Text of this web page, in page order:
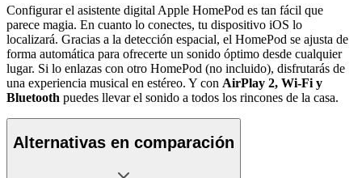
Configurar el asistente digital Apple HomePod es tan fácil que
parece magia. En cuanto lo conectes, tu dispositivo iOS lo
localizará. Gracias a la detección espacial, el HomePod se ajusta de
forma automática para ofrecerte un sonido óptimo desde cualquier
lugar. Si lo enlazas con otro HomePod (no incluido), disfrutarás de
una experiencia musical en estéreo. Y con AirPlay 2, Wi-Fi y
Bluetooth puedes llevar el sonido a todos los rincones de la casa.
Alternativas en comparación